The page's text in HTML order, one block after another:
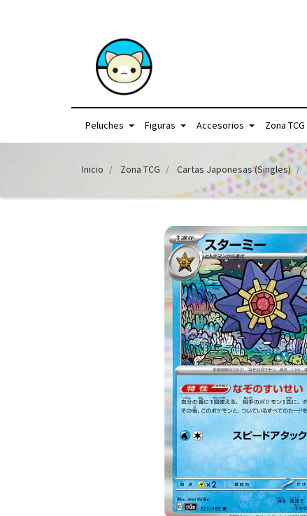
Peluches Figuras Accesorios Zona TCG
Inicio Zona TCG Cartas Japonesas (Singles)